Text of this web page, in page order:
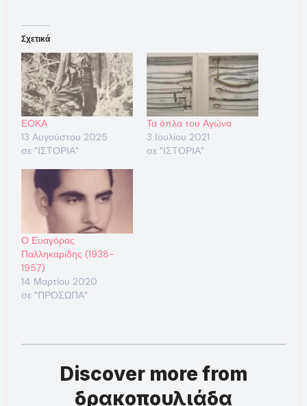
Σχετικά
ΕΟΚΑ
13 Αυγούστου 2025
σε "ΙΣΤΟΡΙΑ"
Τα όπλα του Αγώνα
3 Ιουλίου 2021
σε "ΙΣΤΟΡΙΑ"
Ο Ευαγόρας
Παλληκαρίδης (1938-
1957)
14 Μαρτίου 2020
σε "ΠΡΟΣΩΠΑ"
Discover more from
δρακοπουλιάδα